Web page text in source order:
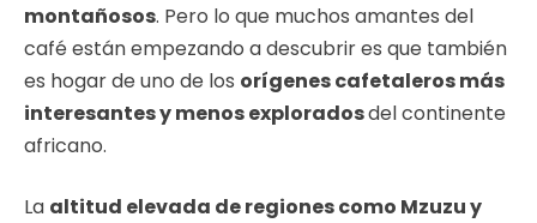
montañosos. Pero lo que muchos amantes del
café están empezando a descubrir es que también
es hogar de uno de los orígenes cafetaleros más
interesantes y menos exploradosdel continente
africano.
La altitud elevada de regiones como Mzuzu y